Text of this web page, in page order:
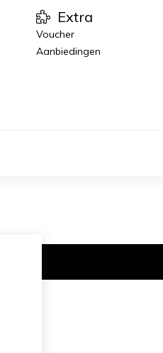
Extra
Voucher
Aanbiedingen